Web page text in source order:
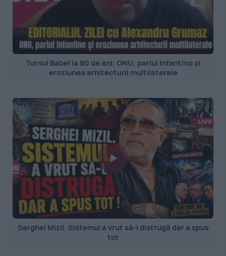
Turnul Babel la 80 de ani: ONU, pariul Infantino și
eroziunea arhitecturii multilaterale
Serghei Mizil. Sistemul a vrut să-l distrugă dar a spus
tot